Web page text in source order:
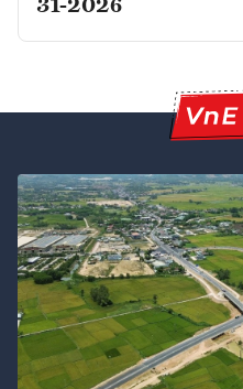
31-2026